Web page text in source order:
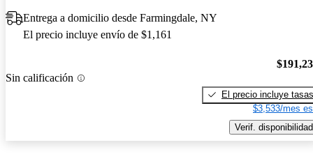
Entrega a domicilio desde Farmingdale, NY
El precio incluye envío de $1,161
Sin calificación
El precio incluye tasas
$3,533/mes
Verif. disponibilidad